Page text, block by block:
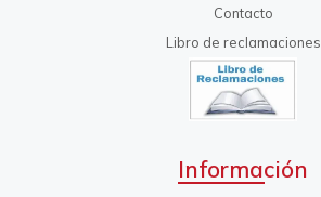
Contacto
Libro de reclamaciones
Información